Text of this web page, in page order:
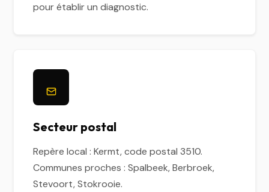
pour établir un diagnostic.
Secteur postal
Repère local : Kermt, code postal 3510.
Communes proches : Spalbeek, Berbroek,
Stevoort, Stokrooie.